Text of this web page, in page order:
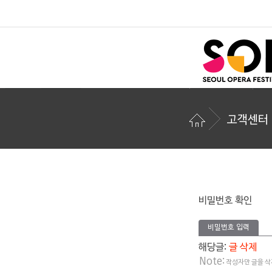
고객센터
비밀번호 확인
비밀번호 입력
해당글: 글 삭제
Note: 작성자만 글을